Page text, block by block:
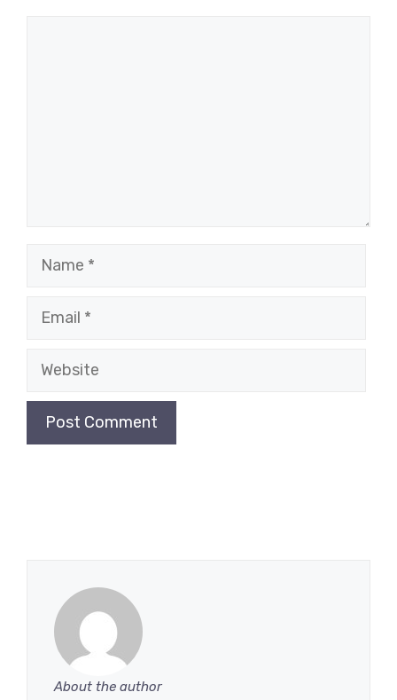
Name
Email
Website
About the author